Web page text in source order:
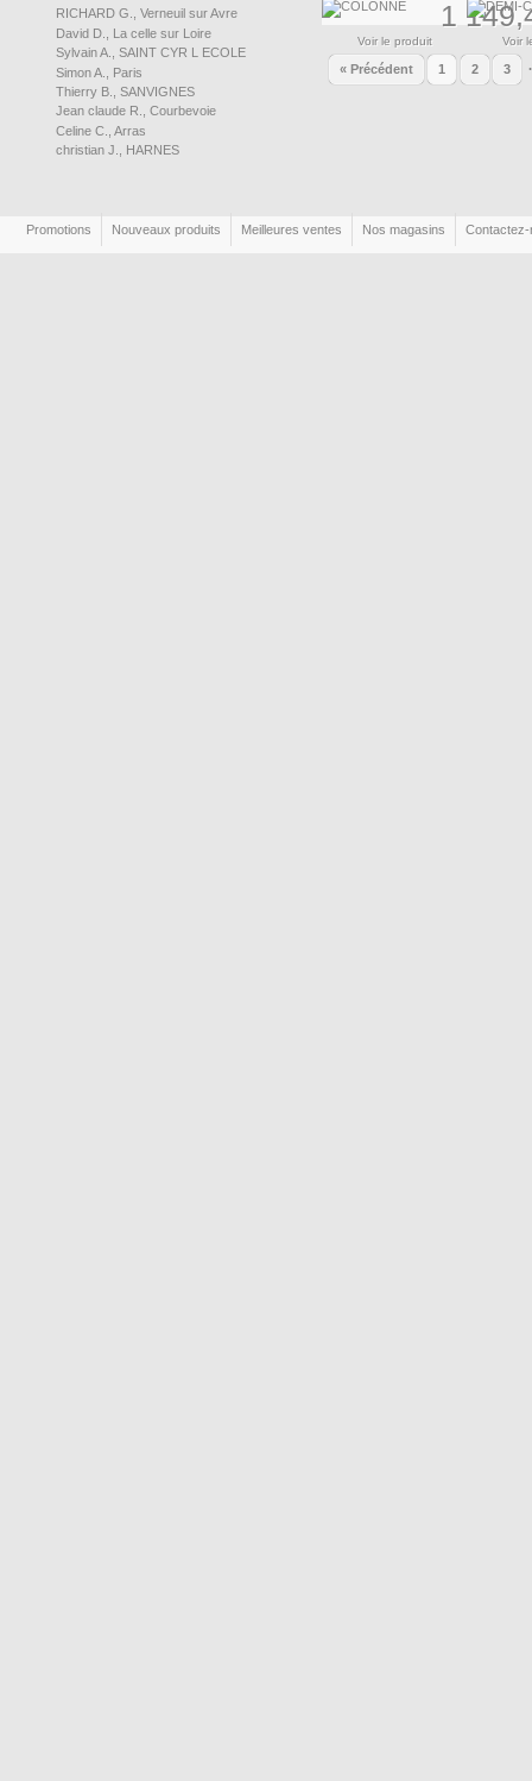
RICHARD G., Verneuil sur Avre
David D., La celle sur Loire
Sylvain A., SAINT CYR L ECOLE
Simon A., Paris
Thierry B., SANVIGNES
Jean claude R., Courbevoie
Celine C., Arras
christian J., HARNES
1
Voir le produit Voir
« Précédent 1 2 3
Promotions Nouveaux produits Meilleures ventes Nos magasins Contactez-